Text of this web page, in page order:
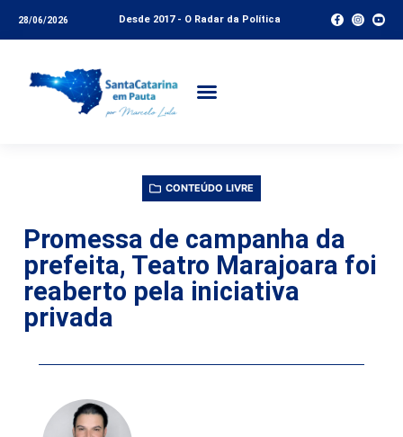
28/06/2026 Desde 2017 - O Radar da Política
CONTEÚDO LIVRE
Promessa de campanha da
prefeita, Teatro Marajoara foi
reaberto pela iniciativa
privada